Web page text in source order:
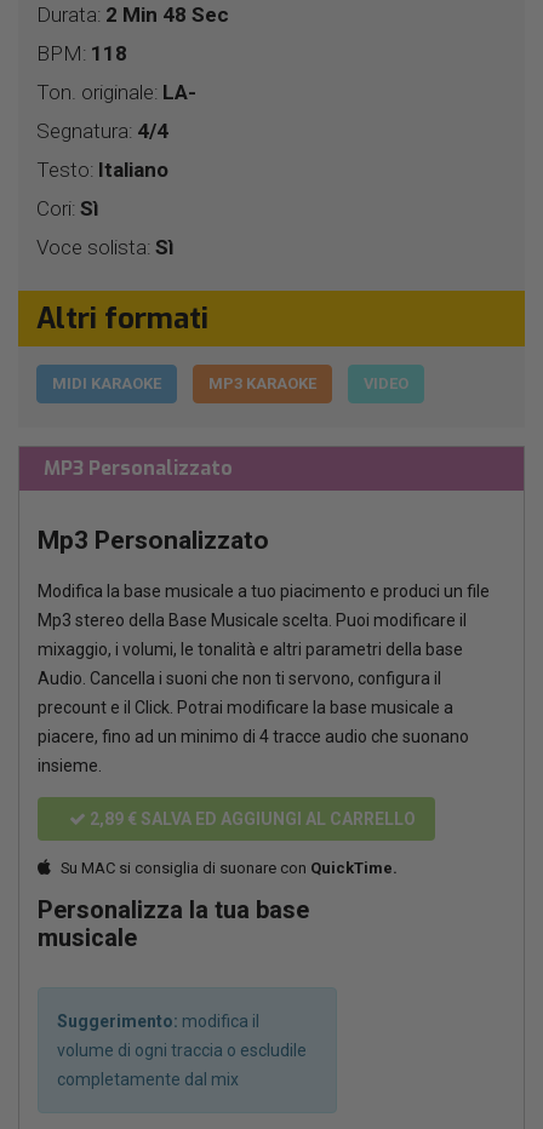
Durata: 2 Min 48 Sec
BPM: 118
Ton. originale: LA-
Segnatura: 4/4
Testo: Italiano
Cori: Sì
Voce solista: Sì
Altri formati
MIDI KARAOKE MP3 KARAOKE VIDEO
MP3 Personalizzato
Mp3 Personalizzato
Modifica la base musicale a tuo piacimento e produci un file
Mp3 stereo della Base Musicale scelta. Puoi modificare il
mixaggio, i volumi, le tonalità e altri parametri della base
Audio. Cancella i suoni che non ti servono, configura il
precount e il Click. Potrai modificare la base musicale a
piacere, fino ad un minimo di 4 tracce audio che suonano
insieme.
2,89 € SALVA ED AGGIUNGI AL CARRELLO
Su MAC si consiglia di suonare con QuickTime.
Personalizza la tua base
musicale
Suggerimento: modifica il
volume di ogni traccia o escludile
completamente dal mix